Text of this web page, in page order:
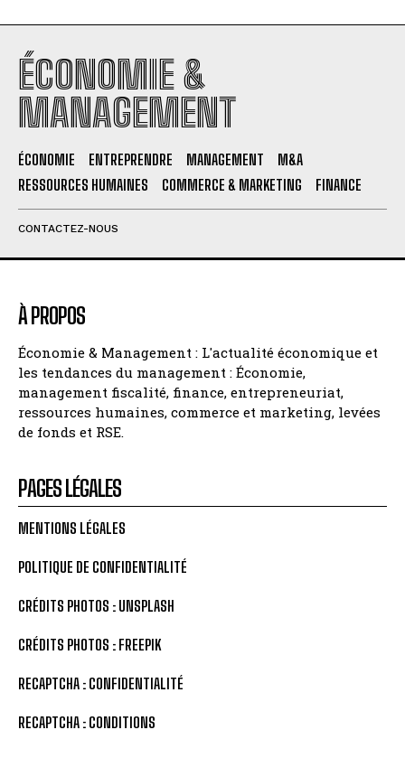
ÉCONOMIE &
MANAGEMENT
ÉCONOMIE ENTREPRENDRE MANAGEMENT
M&A
RESSOURCES HUMAINES
COMMERCE & MARKETING FINANCE
CONTACTEZ-NOUS
À PROPOS
Économie & Management : L'actualité économique et
les tendances du management : Économie,
management fiscalité, finance, entrepreneuriat,
ressources humaines, commerce et marketing, levées
de fonds et RSE.
PAGES LÉGALES
MENTIONS LÉGALES
POLITIQUE DE CONFIDENTIALITÉ
CRÉDITS PHOTOS : UNSPLASH
CRÉDITS PHOTOS : FREEPIK
RECAPTCHA : CONFIDENTIALITÉ
RECAPTCHA : CONDITIONS